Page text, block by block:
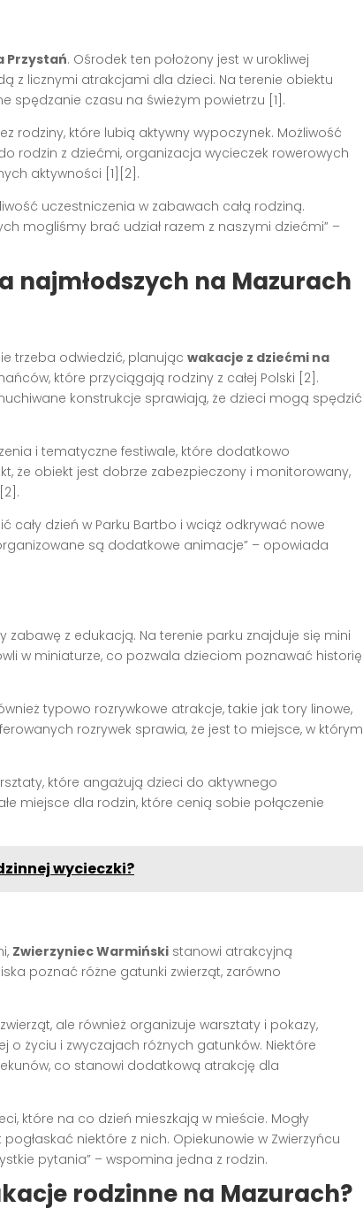
Przystań. Ośrodek ten położony jest w urokliwej
z licznymi atrakcjami dla dzieci. Na terenie obiektu
spędzanie czasu na świeżym powietrzu [1].
rodziny, które lubią aktywny wypoczynek. Możliwość
rodzin z dziećmi, organizacja wycieczek rowerowych
aktywności [1][2].
uczestniczenia w zabawach całą rodziną.
mogliśmy brać udział razem z naszymi dziećmi” –
najmłodszych na Mazurach
trzeba odwiedzić, planując wakacje z dziećmi na
które przyciągają rodziny z całej Polski [2].
konstrukcje sprawiają, że dzieci mogą spędzić
i tematyczne festiwale, które dodatkowo
że obiekt jest dobrze zabezpieczony i monitorowany,
cały dzień w Parku Bartbo i wciąż odkrywać nowe
są dodatkowe animacje” – opowiada
zabawę z edukacją. Na terenie parku znajduje się mini
w miniaturze, co pozwala dzieciom poznawać historię
typowo rozrywkowe atrakcje, takie jak tory linowe,
rozrywek sprawia, że jest to miejsce, w którym
które angażują dzieci do aktywnego
miejsce dla rodzin, które cenią sobie połączenie
wycieczki?
Zwierzyniec Warmiński stanowi atrakcyjną
poznać różne gatunki zwierząt, zarówno
ale również organizuje warsztaty i pokazy,
życiu i zwyczajach różnych gatunków. Niektóre
co stanowi dodatkową atrakcję dla
które na co dzień mieszkają w mieście. Mogły
niektóre z nich. Opiekunowie w Zwierzyńcu
pytania” – wspomina jedna z rodzin.
rodzinne na Mazurach?